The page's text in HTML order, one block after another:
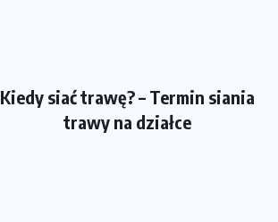
Kiedy siać trawę? – Termin siania
trawy na działce